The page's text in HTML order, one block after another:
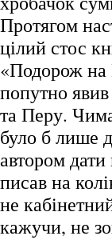
Протягом
цілий стос
«Подорож на
попутно
та Перу.
було б лише
автором дати
писав на
не
кажучи, не